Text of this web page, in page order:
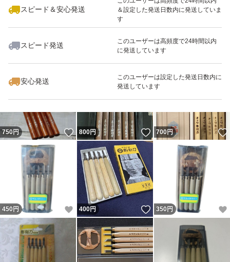
スピード＆安心発送
＆設定した発送日数内に発送していま
す
スピード発送
このユーザーは高頻度で24時間以内
に発送しています
安心発送
このユーザーは設定した発送日数内に
発送しています
いいね！
498
750円 いいね！
800円 いいね！
700円
450 円 いいね！
400円 いいね！
350 円